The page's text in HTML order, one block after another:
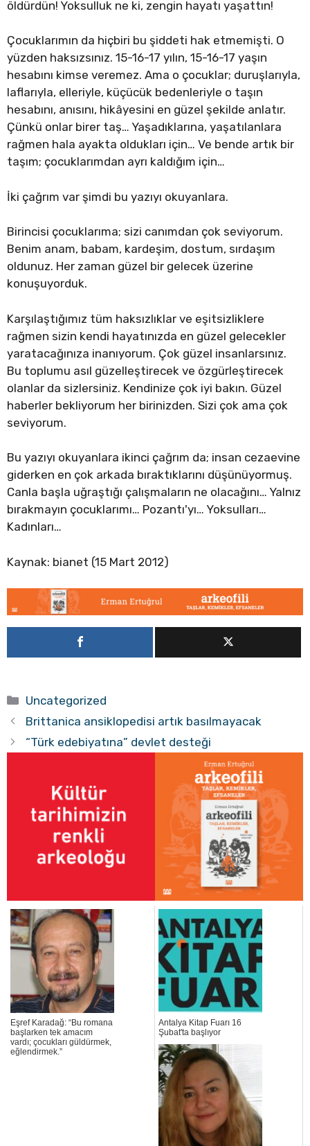
öldürdün! Yoksulluk ne ki, zengin hayatı yaşattın!
Çocuklarımın da hiçbiri bu şiddeti hak etmemişti. O
yüzden haksızsınız. 15-16-17 yılın, 15-16-17 yaşın
hesabını kimse veremez. Ama o çocuklar; duruşlarıyla,
laflarıyla, elleriyle, küçücük bedenleriyle o taşın
hesabını, anısını, hikâyesini en güzel şekilde anlatır.
Çünkü onlar birer taş… Yaşadıklarına, yaşatılanlara
rağmen hala ayakta oldukları için… Ve bende artık bir
taşım; çocuklarımdan ayrı kaldığım için…
İki çağrım var şimdi bu yazıyı okuyanlara.
Birincisi çocuklarıma; sizi canımdan çok seviyorum.
Benim anam, babam, kardeşim, dostum, sırdaşım
oldunuz. Her zaman güzel bir gelecek üzerine
konuşuyorduk.
Karşılaştığımız tüm haksızlıklar ve eşitsizliklere
rağmen sizin kendi hayatınızda en güzel gelecekler
yaratacağınıza inanıyorum. Çok güzel insanlarsınız.
Bu toplumu asıl güzelleştirecek ve özgürleştirecek
olanlar da sizlersiniz. Kendinize çok iyi bakın. Güzel
haberler bekliyorum her birinizden. Sizi çok ama çok
seviyorum.
Bu yazıyı okuyanlara ikinci çağrım da; insan cezaevine
giderken en çok arkada bıraktıklarını düşünüyormuş.
Canla başla uğraştığı çalışmaların ne olacağını… Yalnız
bırakmayın çocuklarımı… Pozantı'yı… Yoksulları…
Kadınları…
Kaynak: bianet (15 Mart 2012)
Kategoriler
Uncategorized
Brittanica ansiklopedisi artık basılmayacak
“Türk edebiyatına” devlet desteği
Eşref Karadağ: “Bu romana
başlarken tek amacım
vardı; çocukları güldürmek,
eğlendirmek.”
Antalya Kitap Fuarı 16
Şubat'ta başlıyor